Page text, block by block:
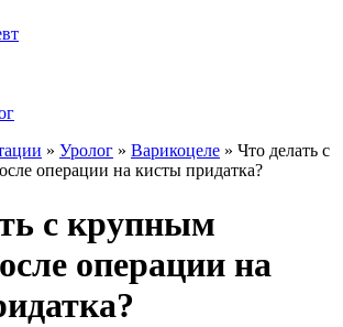
» Уролог » Варикоцеле » Что делать с
операции на кисты придатка?
с крупным
операции на